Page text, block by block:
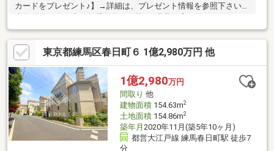
カードをプレゼント♪】→詳細は、プレゼント情報を参照下さい。
階建ての落ち着いた住まい。・練馬春日町駅徒歩7分ｘ光が丘駅徒
歩10分の立地。・室内はきれいにご利用されております。・敷
地、建物ともに46坪超。☆無料にて資金の見える可「生涯FPサー
ビス」実施中。詳細、内覧、ご購入後を想定したライフプラン
等、お気軽に東宝ハウスライフソリューションズグループ 株式
会社東宝ハウス川口 営業1課 【0120-104-861】まで！
東京都練馬区春日町６ 1億2,980万円 他
1億2,980万円
間取り 他
建物面積154.63m2
土地面積154.86m2
築年月 2020年11月(築5年10ヶ月)
都営大江戸線 練馬春日町駅 徒歩7
分